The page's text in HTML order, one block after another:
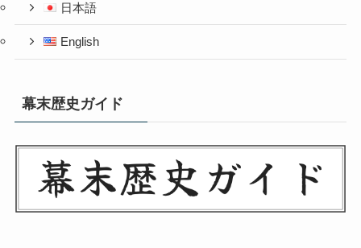
日本語
English
幕末歴史ガイド